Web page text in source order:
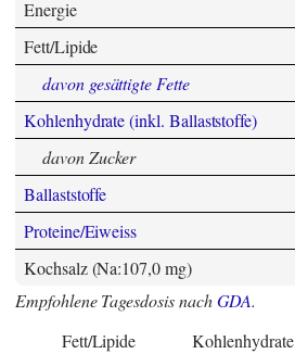
Energie
Fett/Lipide
davon gesättigte Fette
Kohlenhydrate (inkl. Ballaststoffe)
davon Zucker
Ballaststoffe
Proteine/Eiweiss
Kochsalz (Na:107,0 mg)
Empfohlene Tagesdosis nachGDA.
Fett/Lipide
Kohlenhydrate